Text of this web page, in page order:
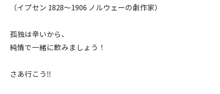
（イプセン 1828〜1906 ノルウェーの劇作家）
孤独は辛いから、
純情で一緒に飲みましょう！
さあ行こう‼️